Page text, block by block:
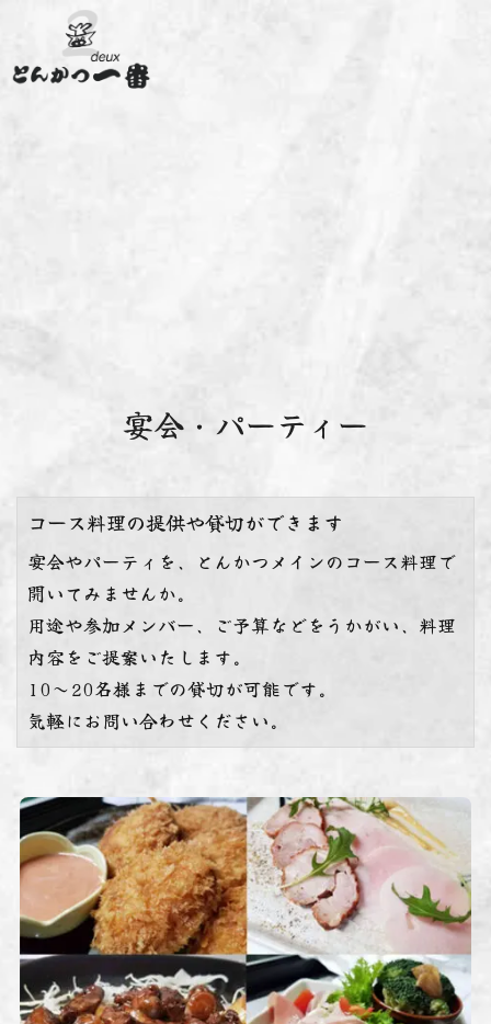
宴会・パーティー
コース料理の提供や貸切ができます
宴会やパーティを、とんかつメインのコース料理で
開いてみませんか。
用途や参加メンバー、ご予算などをうかがい、料理
内容をご提案いたします。
10～20名様までの貸切が可能です。
気軽にお問い合わせください。